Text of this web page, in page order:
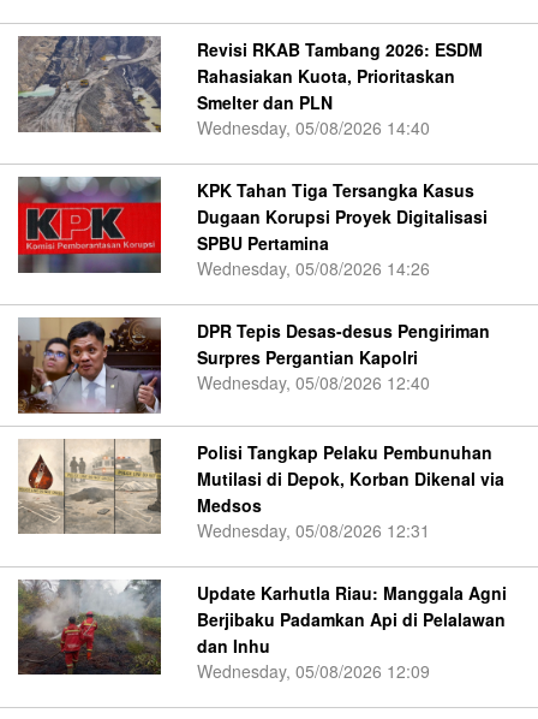
Revisi RKAB Tambang 2026: ESDM
Rahasiakan Kuota, Prioritaskan
Smelter dan PLN
Wednesday, 05/08/2026 14:40
KPK Tahan Tiga Tersangka Kasus
Dugaan Korupsi Proyek Digitalisasi
SPBU Pertamina
Wednesday, 05/08/2026 14:26
DPR Tepis Desas-desus Pengiriman
Surpres Pergantian Kapolri
Wednesday, 05/08/2026 12:40
Polisi Tangkap Pelaku Pembunuhan
Mutilasi di Depok, Korban Dikenal via
Medsos
Wednesday, 05/08/2026 12:31
Update Karhutla Riau: Manggala Agni
Berjibaku Padamkan Api di Pelalawan
dan Inhu
Wednesday, 05/08/2026 12:09